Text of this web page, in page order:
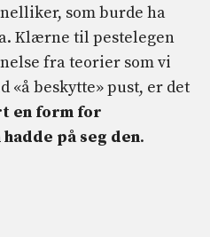
som burde ha
Klærne til pestelegen
fra teorier som vi
beskytte» pust, er det
en form for
på seg den.